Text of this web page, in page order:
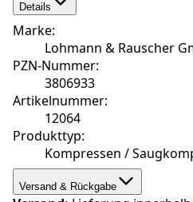
Details
Marke:
Lohmann & Rauscher
PZN-Nummer:
3806933
Artikelnummer:
12064
Produkttyp:
Kompressen /
Versand & Rückgabe